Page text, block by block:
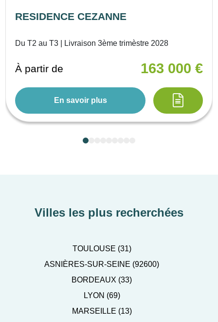
RESIDENCE CEZANNE
Du T2 au T3 | Livraison 3ème trimèstre 2028
À partir de 163 000 €
En savoir plus
Villes les plus recherchées
TOULOUSE (31)
ASNIÈRES-SUR-SEINE (92600)
BORDEAUX (33)
LYON (69)
MARSEILLE (13)